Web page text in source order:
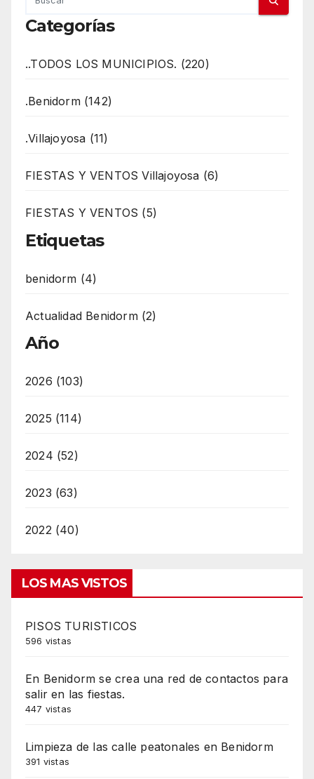
Categorías
..TODOS LOS MUNICIPIOS. (220)
.Benidorm (142)
.Villajoyosa (11)
FIESTAS Y VENTOS Villajoyosa (6)
FIESTAS Y VENTOS (5)
Etiquetas
benidorm (4)
Actualidad Benidorm (2)
Año
2026 (103)
2025 (114)
2024 (52)
2023 (63)
2022 (40)
LOS MAS VISTOS
PISOS TURISTICOS
596 vistas
En Benidorm se crea una red de contactos para
salir en las fiestas.
447 vistas
Limpieza de las calle peatonales en Benidorm
391 vistas